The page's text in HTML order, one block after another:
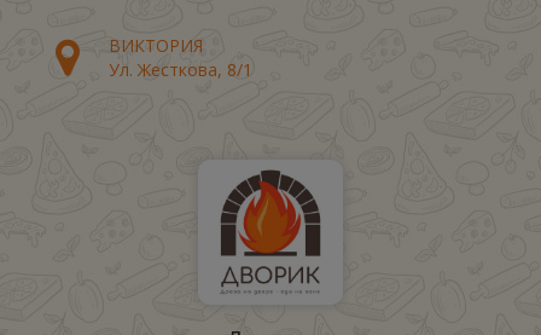
ВИКТОРИЯ
Ул. Жесткова, 8/1